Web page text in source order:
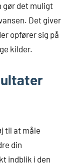
gør det muligt
Det giver
opfører sig på
kilder.
til at måle
din
indblik i den